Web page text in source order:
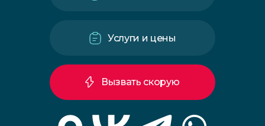
Услуги и цены
Вызвать скорую